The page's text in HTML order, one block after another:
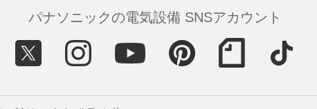
パナソニックの電気設備 SNSアカウント